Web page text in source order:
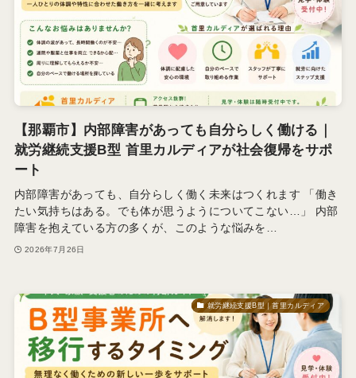
【那覇市】内部障害があっても自分らしく働ける｜
就労継続支援B型 首里カルディアが社会復帰をサポ
ート
内部障害があっても、自分らしく働く未来はつくれます 「働き
たい気持ちはある。でも体が思うようについてこない…」 内部
障害を抱えている方の多くが、このような悩みを…
2026年7月26日
就労継続支援B型｜首里カルディア